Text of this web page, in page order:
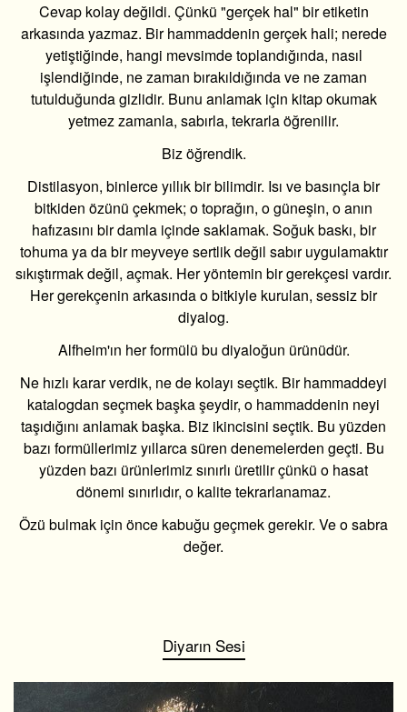
Cevap kolay değildi. Çünkü "gerçek hal" bir etiketin
arkasında yazmaz. Bir hammaddenin gerçek hali; nerede
yetiştiğinde, hangi mevsimde toplandığında, nasıl
işlendiğinde, ne zaman bırakıldığında ve ne zaman
tutulduğunda gizlidir. Bunu anlamak için kitap okumak
yetmez zamanla, sabırla, tekrarla öğrenilir.
Biz öğrendik.
Distilasyon, binlerce yıllık bir bilimdir. Isı ve basınçla bir
bitkiden özünü çekmek; o toprağın, o güneşin, o anın
hafızasını bir damla içinde saklamak. Soğuk baskı, bir
tohuma ya da bir meyveye sertlik değil sabır uygulamaktır
sıkıştırmak değil, açmak. Her yöntemin bir gerekçesi vardır.
Her gerekçenin arkasında o bitkiyle kurulan, sessiz bir
diyalog.
Alfheim'ın her formülü bu diyaloğun ürünüdür.
Ne hızlı karar verdik, ne de kolayı seçtik. Bir hammaddeyi
katalogdan seçmek başka şeydir, o hammaddenin neyi
taşıdığını anlamak başka. Biz ikincisini seçtik. Bu yüzden
bazı formüllerimiz yıllarca süren denemelerden geçti. Bu
yüzden bazı ürünlerimiz sınırlı üretilir çünkü o hasat
dönemi sınırlıdır, o kalite tekrarlanamaz.
Özü bulmak için önce kabuğu geçmek gerekir. Ve o sabra
değer.
Diyarın Sesi